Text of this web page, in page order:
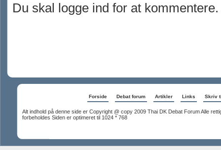
Du skal logge ind for at kommentere.
Forside Debat forum Artikler Links Skriv
Alt indhold på denne side er Copyright @ copy 2009 Thai DK Debat Forum Alle
forbeholdes Siden er optimeret til 1024 * 768